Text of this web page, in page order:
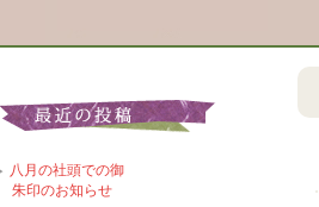
八月の社頭での御
朱印のお知らせ